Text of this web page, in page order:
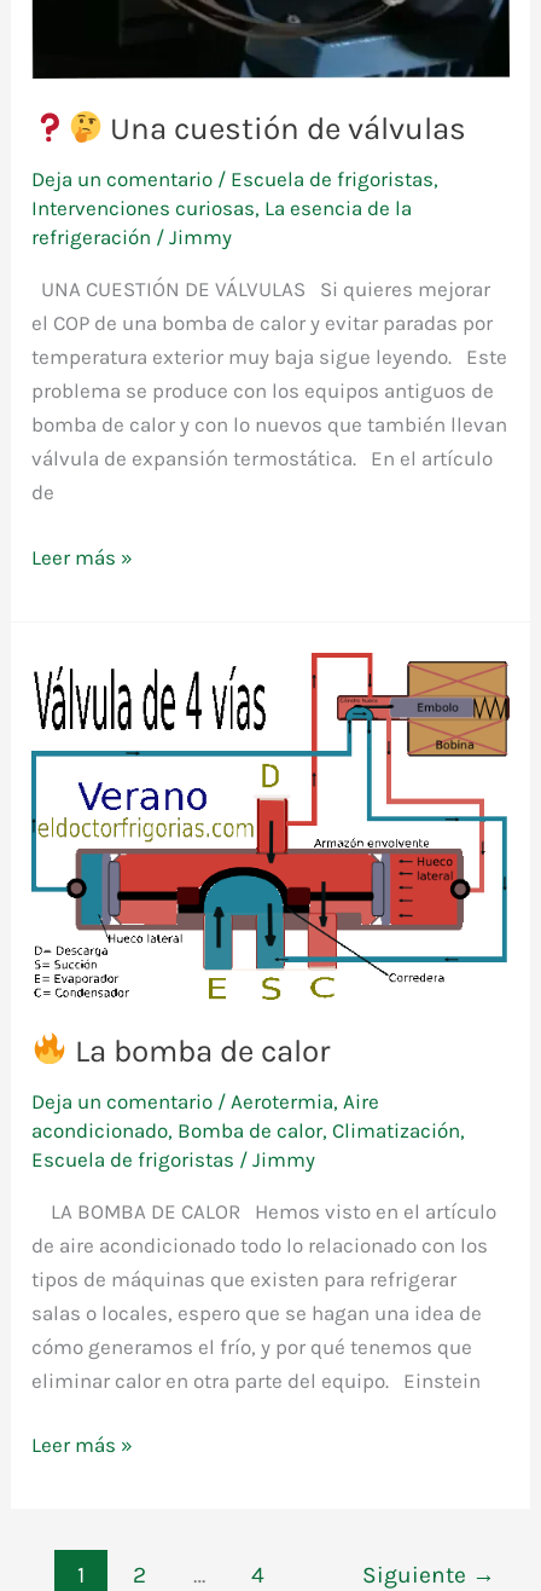
Una cuestión de válvulas
Deja un comentario / Escuela de frigoristas,
Intervenciones curiosas, La esencia de la
refrigeración /Jimmy
UNA CUESTIÓN DE VÁLVULAS Si quieres mejorar
el COP de una bomba de calor y evitar paradas por
temperatura exterior muy baja sigue leyendo. Este
problema se produce con los equipos antiguos de
bomba de calor y con lo nuevos que también llevan
válvula de expansión termostática. En el artículo
de
de
válvulas
Leer más »
La bomba de calor
Deja un comentario / Aerotermia, Aire
acondicionado, Bomba de calor,Climatización,
Escuela de frigoristas /Jimmy
LA BOMBA DE CALOR Hemos visto en el artículo
de aire acondicionado todo lo relacionado con los
tipos de máquinas que existen para refrigerar
salas o locales, espero que se hagan una idea de
cómo generamos el frío, y por qué tenemos que
eliminar calor en otra parte del equipo. Einstein
Leer más »
1 2 … 4 Siguiente →